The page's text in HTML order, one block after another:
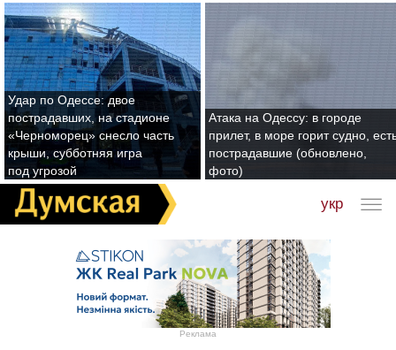
Удар по Одессе: двое
пострадавших, на стадионе
«Черноморец» снесло часть
крыши, субботняя игра
под угрозой
Атака на Одессу: в городе
прилет, в море горит судно,
пострадавшие (обновлено,
фото)
укр
Реклама